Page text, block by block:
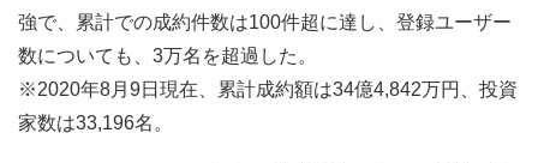
強で、累計での成約件数は100件超に達し、登録ユーザー
数についても、3万名を超過した。
※2020年8月9日現在、累計成約額は34億4,842万円、投資
家数は33,196名。